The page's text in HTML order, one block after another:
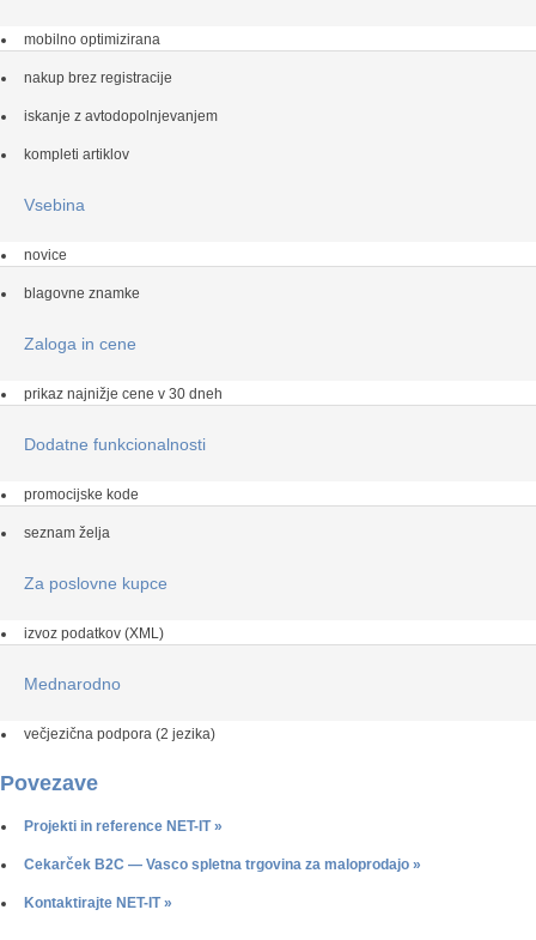
mobilno optimizirana
nakup brez registracije
iskanje z avtodopolnjevanjem
kompleti artiklov
Vsebina
novice
blagovne znamke
Zaloga in cene
prikaz najnižje cene v 30 dneh
Dodatne funkcionalnosti
promocijske kode
seznam želja
Za poslovne kupce
izvoz podatkov (XML)
Mednarodno
večjezična podpora (2 jezika)
Povezave
Projekti in reference NET-IT
Cekarček B2C — Vasco spletna trgovina za maloprodajo
Kontaktirajte NET-IT